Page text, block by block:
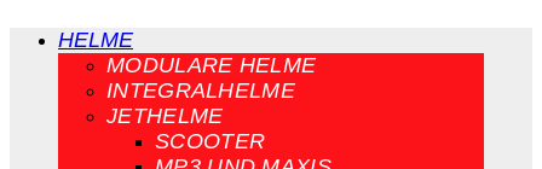
HELME
MODULARE HELME
INTEGRALHELME
JETHELME
SCOOTER